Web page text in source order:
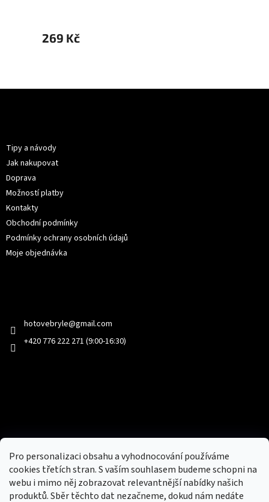
Pro personalizaci obsahu a vyhodnocování používáme
cookies třetích stran. S vaším souhlasem budeme schopni na
webu i mimo něj zobrazovat relevantnější nabídky našich
produktů. Sběr těchto dat nezačneme, dokud nám nedáte
269 Kč
Tipy a návody
Jak nakupovat
Doprava
Možností platby
Kontakty
Obchodní podmínky
Podmínky ochrany osobních údajů
Moje objednávka
hotovebryle@gmail.com
+420 776 222 271 (9:00-16:30)